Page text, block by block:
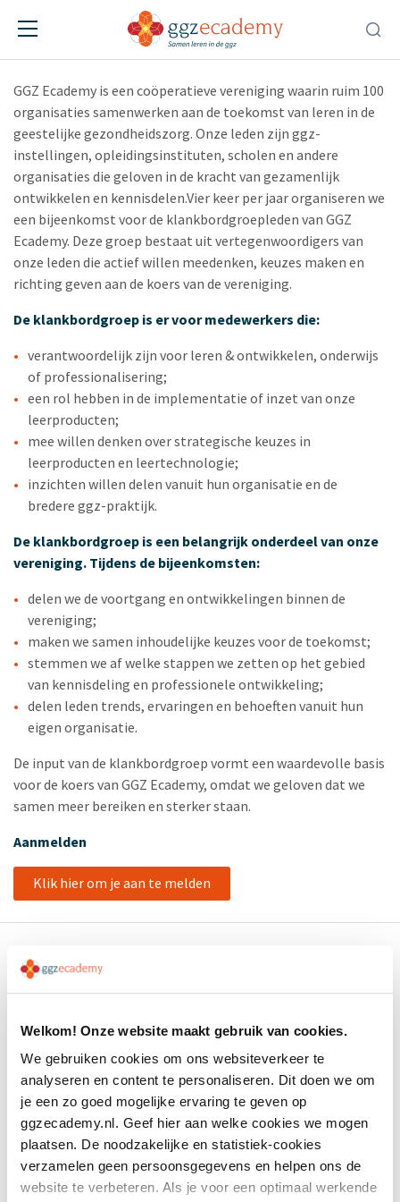
Welkom! Onze website maakt gebruik van cookies.
We gebruiken cookies om ons websiteverkeer te
analyseren en content te personaliseren. Dit doen we om
je een zo goed mogelijke ervaring te geven op
ggzecademy.nl. Geef hier aan welke cookies we mogen
plaatsen. De noodzakelijke en statistiek-cookies
verzamelen geen persoonsgegevens en helpen ons de
website te verbeteren. Als je voor een optimaal werkende
Klankbordgroepvergadering
17-09-2026• Online • 09:15:00 – 10:30:00
GGZ Ecademy is een coöperatieve vereniging waarin ruim 100
organisaties samenwerken aan de toekomst van leren in de
geestelijke gezondheidszorg. Onze leden zijn ggz-
instellingen, opleidingsinstituten, scholen en andere
organisaties die geloven in de kracht van gezamenlijk
ontwikkelen en kennisdelen.Vier keer per jaar organiseren we
een bijeenkomst voor de klankbordgroepleden van GGZ
Ecademy. Deze groep bestaat uit vertegenwoordigers van
onze leden die actief willen meedenken, keuzes maken en
richting geven aan de koers van de vereniging.
De klankbordgroep is er voor medewerkers die:
verantwoordelijk zijn voor leren & ontwikkelen, onderwijs
of professionalisering;
een rol hebben in de implementatie of inzet van onze
leerproducten;
mee willen denken over strategische keuzes in
leerproducten en leertechnologie;
inzichten willen delen vanuit hun organisatie en de
bredere ggz-praktijk.
De klankbordgroep is een belangrijk onderdeel van onze
vereniging. Tijdens de bijeenkomsten:
delen we de voortgang en ontwikkelingen binnen de
vereniging;
maken we samen inhoudelijke keuzes voor de toekomst;
stemmen we af welke stappen we zetten op het gebied
van kennisdeling en professionele ontwikkeling;
delen leden trends, ervaringen en behoeften vanuit hun
eigen organisatie.
De input van de klankbordgroep vormt een waardevolle basis
voor de koers van GGZ Ecademy, omdat we geloven dat we
samen meer bereiken en sterker staan.
Aanmelden
Klik hier om je aan te melden
Geneesmiddelen en somatiek
Herstel
Psychopathologie
Suïcidepreventie